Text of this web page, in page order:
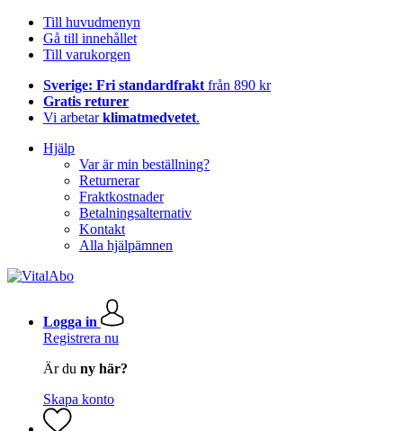
Till huvudmenyn
Gå till innehållet
Till varukorgen
Sverige: Fri standardfrakt från 890 kr
Gratis returer
Vi arbetarklimatmedvetet.
Hjälp
Var är min beställning?
Returnerar
Fraktkostnader
Betalningsalternativ
Kontakt
Alla hjälpämnen
Logga in
Registrera nu
Är du ny här?
Skapa konto